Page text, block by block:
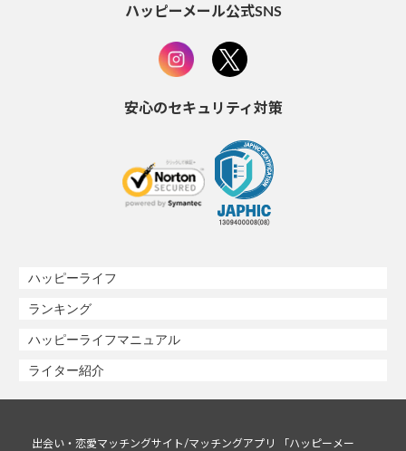
ハッピーメール公式SNS
安心のセキュリティ対策
ハッピーライフ
ランキング
ハッピーライフマニュアル
ライター紹介
出会い・恋愛マッチングサイト/マッチングアプリ 「ハッピーメー